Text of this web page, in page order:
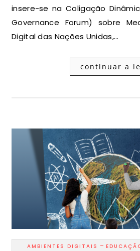
insere-se na Coligação
Governance Forum) sobre
Digital das Nações Unidas,…
continuar a
AMBIENTES DIGITAIS -